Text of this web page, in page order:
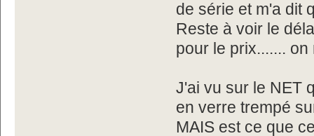
de série et m'a dit
Reste à voir le
pour le prix.......
J'ai vu sur le NET
en verre trempé
MAIS est ce que